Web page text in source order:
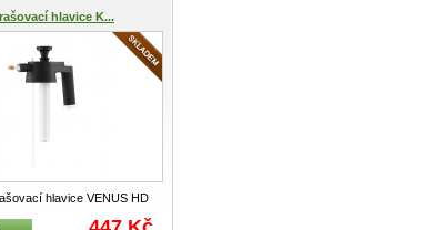
hlavice K...
hlavice VENUS HD
kompletní tlak